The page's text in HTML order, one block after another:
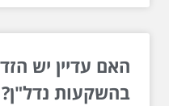
האם עדיין יש
בהשקעות נדל"ן?